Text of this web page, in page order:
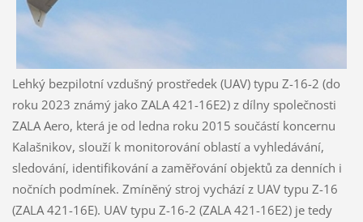
Lehký bezpilotní vzdušný prostředek (UAV) typu Z-16-2 (do
roku 2023 známý jako ZALA 421-16E2) z dílny společnosti
ZALA Aero, která je od ledna roku 2015 součástí koncernu
Kalašnikov, slouží k monitorování oblastí a vyhledávání,
sledování, identifikování a zaměřování objektů za denních i
nočních podmínek. Zmíněný stroj vychází z UAV typu Z-16
(ZALA 421-16E). UAV typu Z-16-2 (ZALA 421-16E2) je tedy